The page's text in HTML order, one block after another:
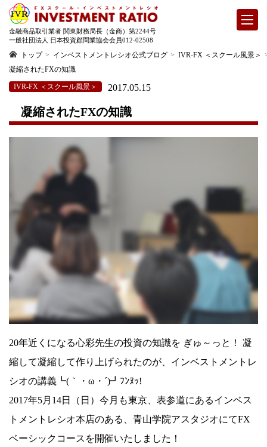
金融商品取引業者 関東財務局長（金商）第2244号
一般社団法人 日本投資顧問業協会会員012-02508
トップ インベストメントレシオ公式ブログ
IVR-FX ＜スクール風景＞
凝縮されたFXの知識
IVR-FX ＜スクール風景＞ 2017.05.15
凝縮されたFXの知識
20年近くになる心彩先生の投資の知識を ぎゅ～っと！ 凝
縮して凝縮して作り上げられたのが、インベストメントレ
シオの講義┗(｀・ω・´)┛ﾌﾝﾇｯ!
2017年5月14日（日）今月も東京、表参道にあるインベス
トメントレシオ本店のある、青山学院アスタジオにてFX
ベーシックコースを開催いたしました！